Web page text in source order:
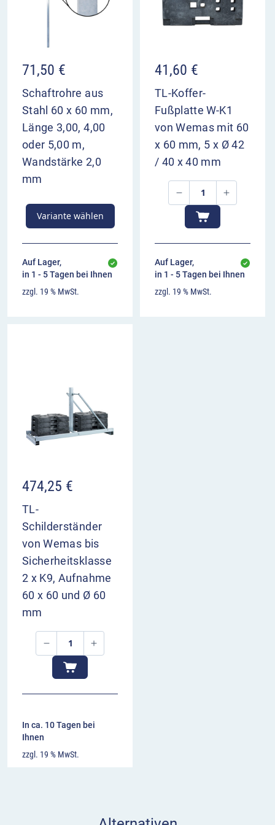
71,50 €
Schaftrohre aus
Stahl 60 x 60 mm,
Länge 3,00, 4,00
oder 5,00 m,
Wandstärke 2,0
mm
Variante wählen
Auf Lager,
in 1 - 5 Tagen bei Ihnen
zzgl. 19 % MwSt.
41,60 €
TL-Koffer-
Fußplatte W-K1
von Wemas mit 60
x 60 mm, 5 x Ø 42
/ 40 x 40 mm
Auf Lager,
in 1 - 5 Tagen bei Ihnen
zzgl. 19 % MwSt.
474,25 €
TL-
Schilderständer
von Wemas bis
Sicherheitsklasse
2 x K9, Aufnahme
60 x 60 und Ø 60
mm
In ca. 10 Tagen bei
Ihnen
zzgl. 19 % MwSt.